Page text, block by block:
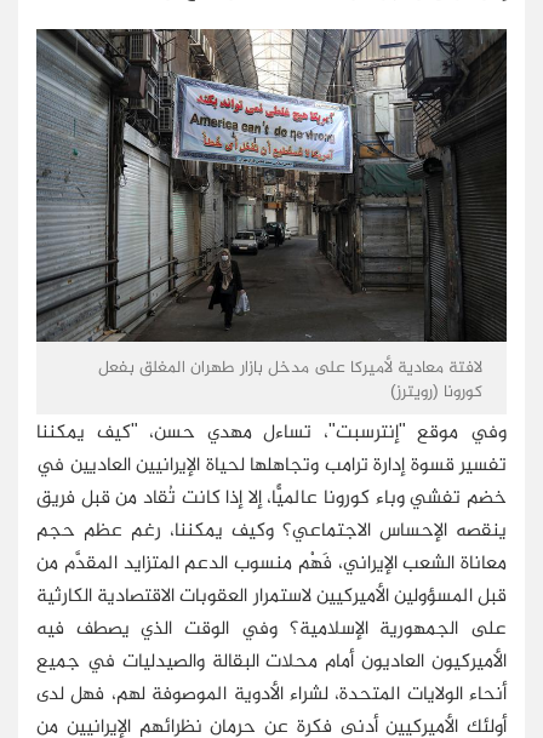
لافتة معادية لأميركا على مدخل بازار طهران المغلق بفعل
كورونا (رويترز)
وفي موقع "إنترسبت"، تساءل مهدي حسن، "كيف يمكننا
تفسير قسوة إدارة ترامب وتجاهلها لحياة الإيرانيين العاديين في
خضم تفشي وباء كورونا عالميًّا، إلا إذا كانت تُقاد من قبل فريق
ينقصه الإحساس الاجتماعي؟ وكيف يمكننا، رغم عظم حجم
معاناة الشعب الإيراني، فَهْم منسوب الدعم المتزايد المقدَّم من
قبل المسؤولين الأميركيين لاستمرار العقوبات الاقتصادية الكارثية
على الجمهورية الإسلامية؟ وفي الوقت الذي يصطف فيه
الأميركيون العاديون أمام محلات البقالة والصيدليات في جميع
أنحاء الولايات المتحدة، لشراء الأدوية الموصوفة لهم، فهل لدى
أولئك الأميركيين أدنى فكرة عن حرمان نظرائهم الإيرانيين من